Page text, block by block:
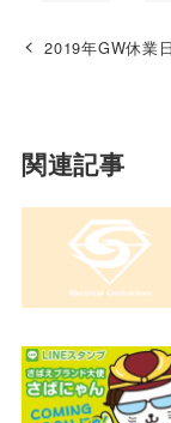
2019年GW休業
関連記事